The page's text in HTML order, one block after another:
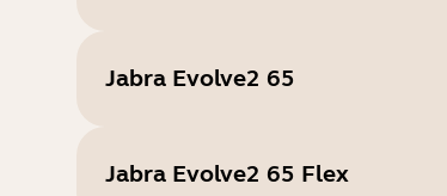
Jabra Evolve2 65
Jabra Evolve2 65 Flex